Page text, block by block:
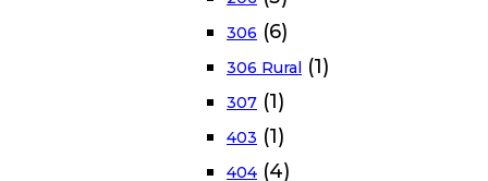
306 (6)
306 Rural (1)
307 (1)
403 (1)
404 (4)